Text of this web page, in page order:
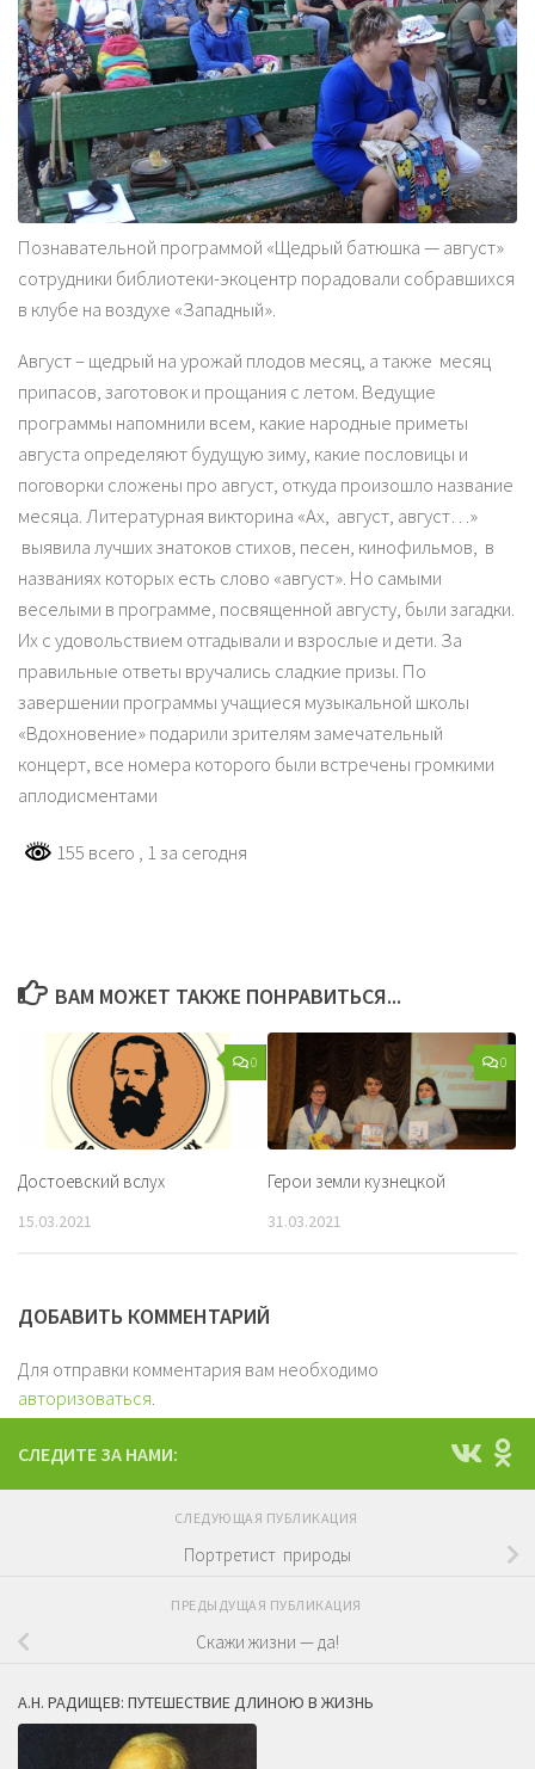
Познавательной программой «Щедрый батюшка — август»
сотрудники библиотеки-экоцентр порадовали собравшихся
в клубе на воздухе «Западный».
Август – щедрый на урожай плодов месяц, а также месяц
припасов, заготовок и прощания с летом. Ведущие
программы напомнили всем, какие народные приметы
августа определяют будущую зиму, какие пословицы и
поговорки сложены про август, откуда произошло название
месяца. Литературная викторина «Ах, август, август…»
выявила лучших знатоков стихов, песен, кинофильмов, в
названиях которых есть слово «август». Но самыми
веселыми в программе, посвященной августу, были загадки.
Их с удовольствием отгадывали и взрослые и дети. За
правильные ответы вручались сладкие призы. По
завершении программы учащиеся музыкальной школы
«Вдохновение» подарили зрителям замечательный
концерт, все номера которого были встречены громкими
аплодисментами
155 всего , 1 за сегодня
ВАМ МОЖЕТ ТАКЖЕ ПОНРАВИТЬСЯ...
0
Достоевский вслух
15.03.2021
0
Герои земли кузнецкой
31.03.2021
ДОБАВИТЬ КОММЕНТАРИЙ
Для отправки комментария вам необходимо
авторизоваться.
СЛЕДИТЕ ЗА НАМИ:
СЛЕДУЮЩАЯ ПУБЛИКАЦИЯ
Портретист природы
ПРЕДЫДУЩАЯ ПУБЛИКАЦИЯ
Скажи жизни — да!
А.Н. РАДИЩЕВ: ПУТЕШЕСТВИЕ ДЛИНОЮ В ЖИЗНЬ